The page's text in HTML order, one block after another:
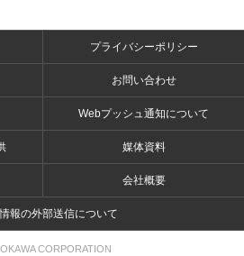
プライバシーポリシー
お問い合わせ
Webプッシュ通知について
媒体資料
会社概要
報の外部送信について
CORPORATION